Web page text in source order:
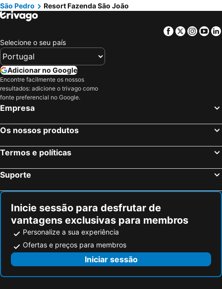
São Pedro
Resort Fazenda São João
Facebook
Twitter
Selecione o seu país
Adicionar no Google
Encontre facilmente os nossos
resultados: adicione o trivago como
fonte preferencial no Google.
Empresa
Os nossos produtos
Termos e políticas
Suporte
Inicie sessão para desfrutar de
vantagens exclusivas para membros
Personalize a sua experiência
Ofertas e preços para membros
Iniciar sessão